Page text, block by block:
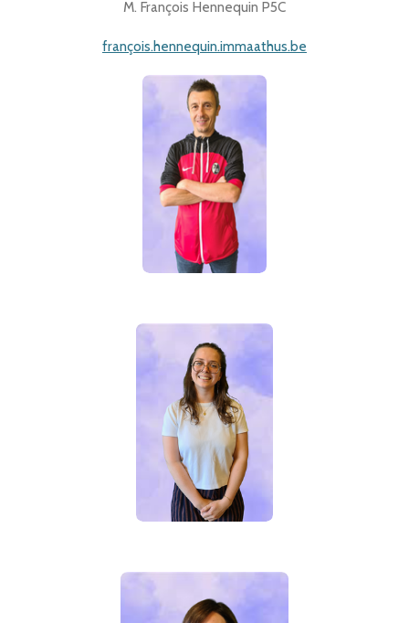
M. François Hennequin P5C
françois.hennequin.immaathus.be